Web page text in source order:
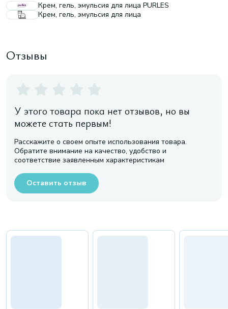
Крем, гель, эмульсия для лица PURLES
Крем, гель, эмульсия для лица
Отзывы
У этого товара пока нет отзывов, но вы
можете стать первым!
Расскажите о своем опыте использования товара.
Обратите внимание на качество, удобство и
соответствие заявленным характеристикам
Оставить отзыв